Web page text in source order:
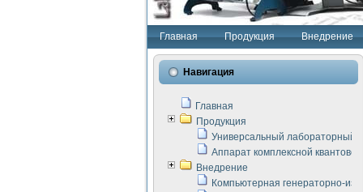
Главная Продукция Внедрение
Навигация
Главная
Продукция
Универсальный лабораторный
Аппарат комплексной
Внедрение
Компьютерная генераторно-